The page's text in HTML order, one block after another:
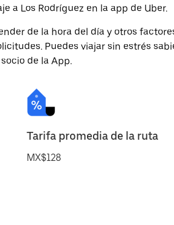
a Los Rodríguez en la app de Uber.
de la hora del día y otros
Puedes viajar sin estrés
de la App.
Tarifa promedia de la ruta
MX$128